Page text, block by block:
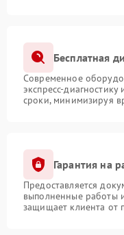
Бесплатная
Современное
экспресс-
сроки, минимизируя
Гарантия на
Предоставляется
выполненные работы
защищает клиента от